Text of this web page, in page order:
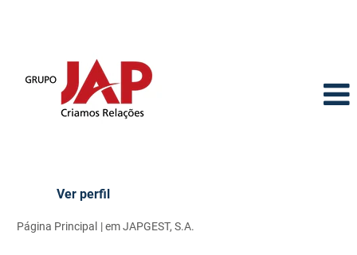
Ver perfil
Página Principal |em JAPGEST, S.A.